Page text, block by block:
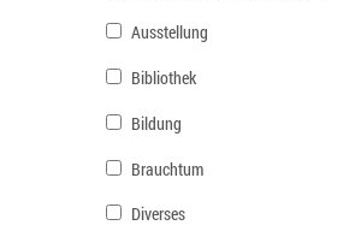
Ausstellung
Bibliothek
Bildung
Brauchtum
Diverses